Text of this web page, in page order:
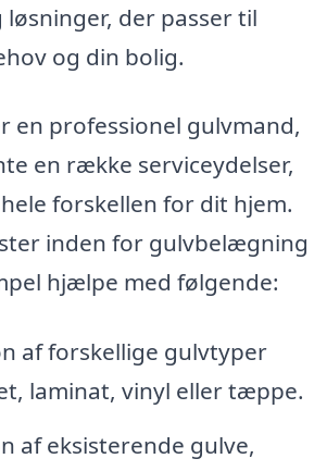
der passer til
og din bolig.
en professionel gulvmand,
en række serviceydelser,
forskellen for dit hjem.
inden for gulvbelægning
hjælpe med følgende:
af forskellige gulvtyper
laminat, vinyl eller tæppe.
af eksisterende gulve,